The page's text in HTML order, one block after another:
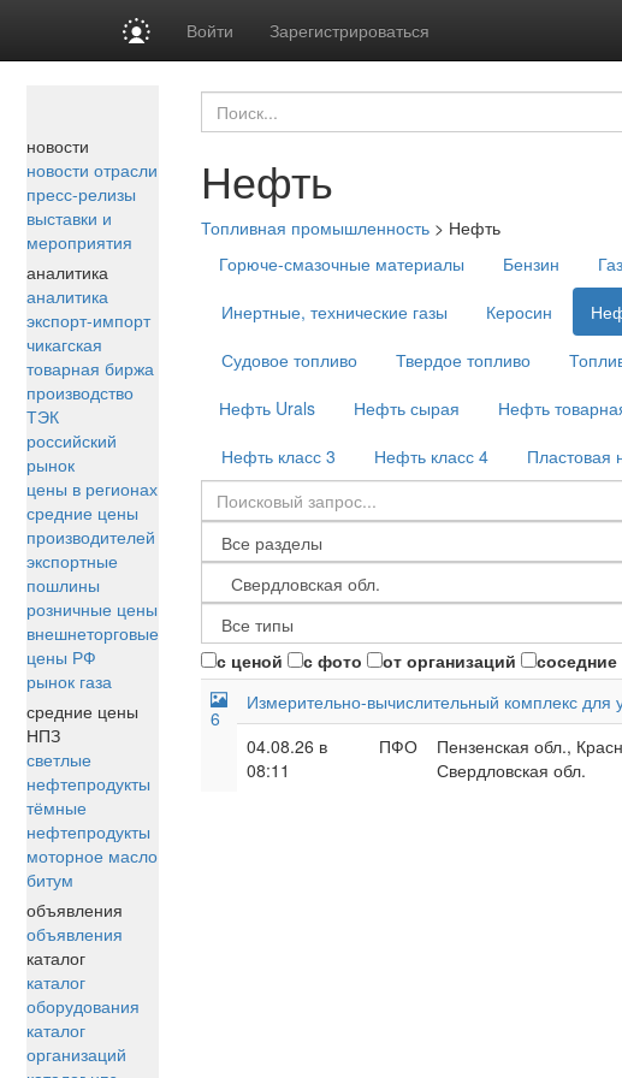
Войти Зарегистрироваться
новости
новости отрасли
пресс-релизы
выставки и
мероприятия
аналитика
аналитика
экспорт-импорт
чикагская
товарная биржа
производство
ТЭК
российский
рынок
цены в регионах
средние цены
производителей
экспортные
пошлины
розничные цены
внешнеторговые
цены РФ
рынок газа
средние цены
НПЗ
светлые
нефтепродукты
тёмные
нефтепродукты
моторное масло
битум
объявления
объявления
каталог
каталог
оборудования
каталог
организаций
Нефть
Топливная промышленность > Нефть
Горюче-смазочные материалы
Бензин Газ
Инертные, технические газы
Керосин
Судовое топливо
Твердое топливо
Нефть Urals
Нефть сырая Нефть
Нефть класс 3
Нефть класс 4
с ценой с фото от организаций
6
Измерительно-вычислительный комплекс для
04.08.26 в
08:11
ПФО
Пензенская обл.,
Свердловская обл.